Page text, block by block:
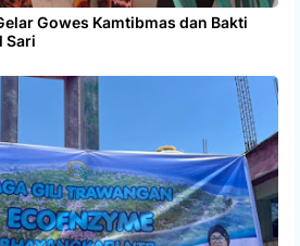
Gowes Kamtibmas dan Bakti
Sari